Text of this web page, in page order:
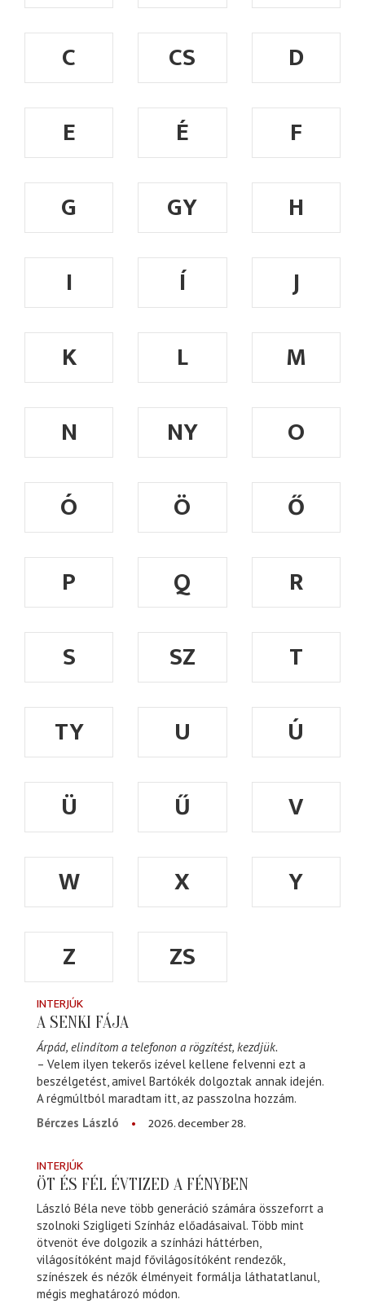
C
CS
D
E
É
F
G
GY
H
I
Í
J
K
L
M
N
NY
O
Ó
Ö
Ő
P
Q
R
S
SZ
T
TY
U
Ú
Ü
Ű
V
W
X
Y
Z
ZS
INTERJÚK
A SENKI FÁJA
Árpád, elindítom a telefonon a rögzítést, kezdjük.
– Velem ilyen tekerős izével kellene felvenni ezt a
beszélgetést, amivel Bartókék dolgoztak annak idején.
A régmúltból maradtam itt, az passzolna hozzám.
Bérczes László
2026. december 28.
INTERJÚK
ÖT ÉS FÉL ÉVTIZED A FÉNYBEN
László Béla neve több generáció számára összeforrt a
szolnoki Szigligeti Színház előadásaival. Több mint
ötvenöt éve dolgozik a színházi háttérben,
világosítóként majd fővilágosítóként rendezők,
színészek és nézők élményeit formálja láthatatlanul,
mégis meghatározó módon.